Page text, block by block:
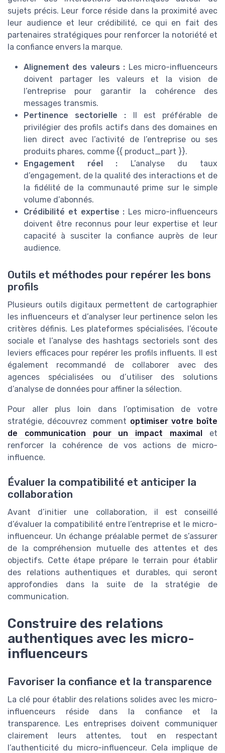
sujets précis. Leur force réside dans la proximité avec
leur audience et leur crédibilité, ce qui en fait des
partenaires stratégiques pour renforcer la notoriété et
la confiance envers la marque.
Alignement des valeurs : Les micro-influenceurs
doivent partager les valeurs et la vision de
l’entreprise pour garantir la cohérence des
messages transmis.
Pertinence sectorielle : Il est préférable de
privilégier des profils actifs dans des domaines en
lien direct avec l’activité de l’entreprise ou ses
produits phares, comme {{ product_part }}.
Engagement réel : L’analyse du taux
d’engagement, de la qualité des interactions et de
la fidélité de la communauté prime sur le simple
volume d’abonnés.
Crédibilité et expertise : Les micro-influenceurs
doivent être reconnus pour leur expertise et leur
capacité à susciter la confiance auprès de leur
audience.
Outils et méthodes pour repérer les bons
profils
Plusieurs outils digitaux permettent de cartographier
les influenceurs et d’analyser leur pertinence selon les
critères définis. Les plateformes spécialisées, l’écoute
sociale et l’analyse des hashtags sectoriels sont des
leviers efficaces pour repérer les profils influents. Il est
également recommandé de collaborer avec des
agences spécialisées ou d’utiliser des solutions
d’analyse de données pour affiner la sélection.
Pour aller plus loin dans l’optimisation de votre
stratégie, découvrez comment optimiser votre boîte
de communication pour un impact maximal
et
renforcer la cohérence de vos actions de micro-
influence.
Évaluer la compatibilité et anticiper la
collaboration
Avant d’initier une collaboration, il est conseillé
d’évaluer la compatibilité entre l’entreprise et le micro-
influenceur. Un échange préalable permet de s’assurer
de la compréhension mutuelle des attentes et des
objectifs. Cette étape prépare le terrain pour établir
des relations authentiques et durables, qui seront
approfondies dans la suite de la stratégie de
communication.
Construire des relations
authentiques avec les micro-
influenceurs
Favoriser la confiance et la transparence
La clé pour établir des relations solides avec les micro-
influenceurs réside dans la confiance et la
transparence. Les entreprises doivent communiquer
clairement leurs attentes, tout en respectant
l’authenticité du micro-influenceur. Cela implique de